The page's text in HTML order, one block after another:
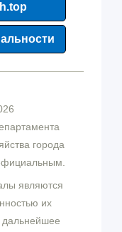
города
являются
их
дальнейшее